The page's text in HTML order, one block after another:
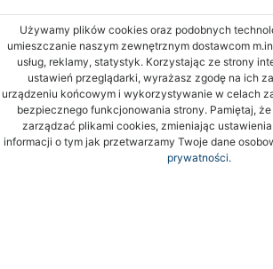
Używamy plików cookies oraz podobnych
umieszczanie naszym zewnętrznym dostawcom
usług, reklamy, statystyk. Korzystając ze strony
ustawień przeglądarki, wyrażasz zgodę na ich
urządzeniu końcowym i wykorzystywanie w celach
bezpiecznego funkcjonowania strony. Pamiętaj,
zarządzać plikami cookies, zmieniając
informacji o tym jak przetwarzamy Twoje dane
prywatności.